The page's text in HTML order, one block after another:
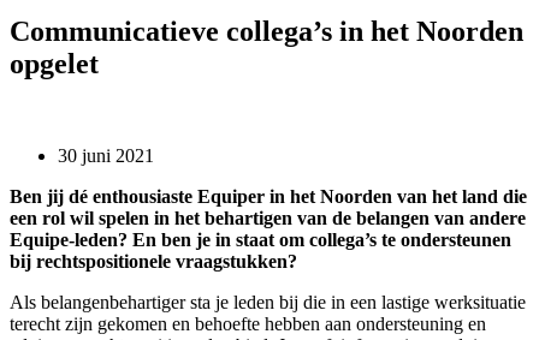
Communicatieve collega’s in het Noorden
opgelet
30 juni 2021
Ben jij dé enthousiaste Equiper in het Noorden van het land die
een rol wil spelen in het behartigen van de belangen van andere
Equipe-leden? En ben je in staat om collega’s te ondersteunen
bij rechtspositionele vraagstukken?
Als belangenbehartiger sta je leden bij die in een lastige werksituatie
terecht zijn gekomen en behoefte hebben aan ondersteuning en